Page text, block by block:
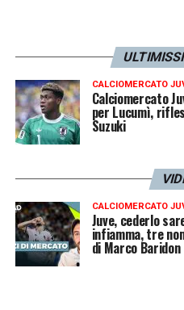
CALCIOMERCATO
Calciomercato
per Lucumì,
Suzuki
CALCIOMERCATO
Juve, cederlo
infiamma, tre
di Marco Baridon